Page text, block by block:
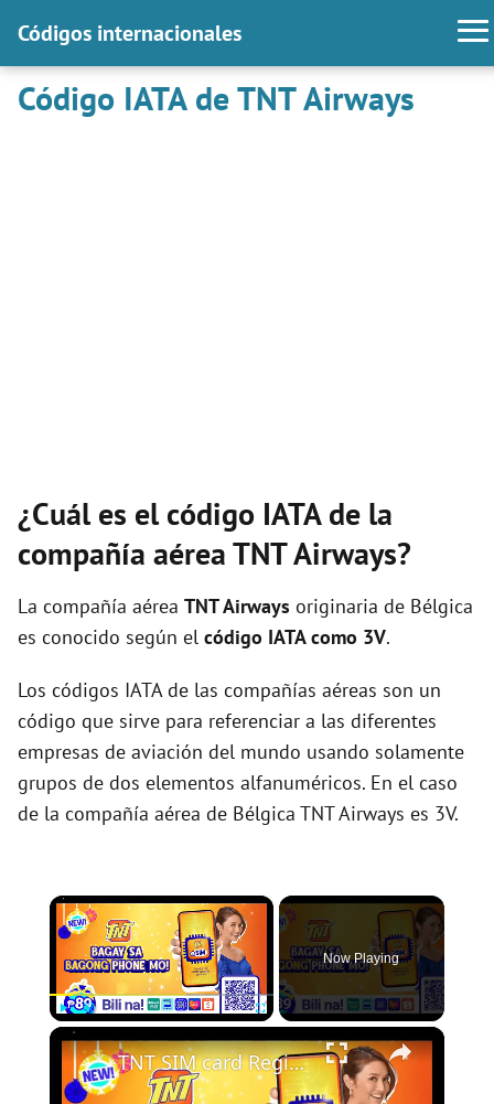
Códigos internacionales
Código IATA de TNT Airways
¿Cuál es el código IATA de la
compañía aérea TNT Airways?
La compañía aérea TNT Airways originaria de Bélgica
es conocido según el código IATA como 3V.
Los códigos IATA de las compañías aéreas son un
código que sirve para referenciar a las diferentes
empresas de aviación del mundo usando solamente
grupos de dos elementos alfanuméricos. En el caso
de la compañía aérea de Bélgica TNT Airways es 3V.
×
Play
Now Playing
×
TNT SIM card Registration| TNT global sim Card| Phillipines